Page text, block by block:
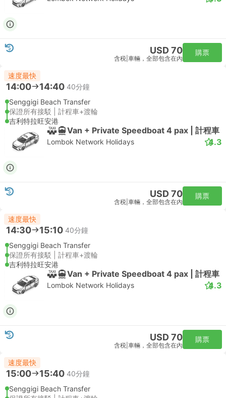
USD 70
含税 車輛，全部包含在內
購票
速度最快
14:00 14:40 40分鐘
Senggigi Beach Transfer
保證所有接駁 | 計程車+渡輪
吉利特拉旺安港
Van + Private Speedboat 4 pax | 計程車
Lombok Network Holidays 4.3
USD 70
含税 車輛，全部包含在內
購票
速度最快
14:30 15:10 40分鐘
Senggigi Beach Transfer
保證所有接駁 | 計程車+渡輪
吉利特拉旺安港
Van + Private Speedboat 4 pax | 計程車
Lombok Network Holidays 4.3
USD 70
含税 車輛，全部包含在內
購票
速度最快
15:00 15:40 40分鐘
Senggigi Beach Transfer